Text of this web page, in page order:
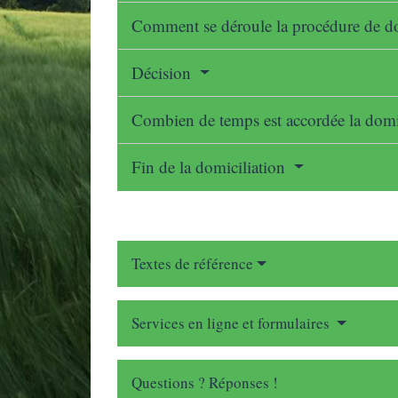
Comment se déroule la procédure de
Décision
Combien de temps est accordée la
Fin de la domiciliation
Textes de référence
Services en ligne et formulaires
Questions ? Réponses !